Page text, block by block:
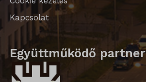
Kapcsolat
Együttműködő partner